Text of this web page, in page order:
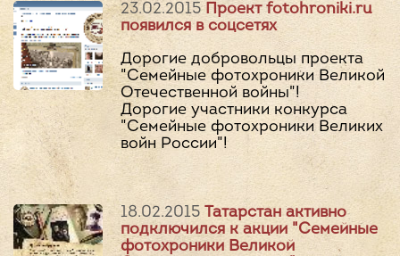
23.02.2015 Проект fotohroniki.ru
появился в соцсетях
Дорогие добровольцы проекта
"Семейные фотохроники Великой
Отечественной войны"!
Дорогие участники конкурса
"Семейные фотохроники Великих
войн России"!
18.02.2015 Татарстан активно
подключился к акции "Семейные
фотохроники Великой